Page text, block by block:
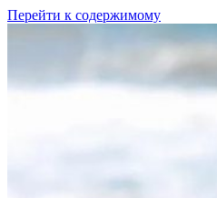
Перейти к содержимому